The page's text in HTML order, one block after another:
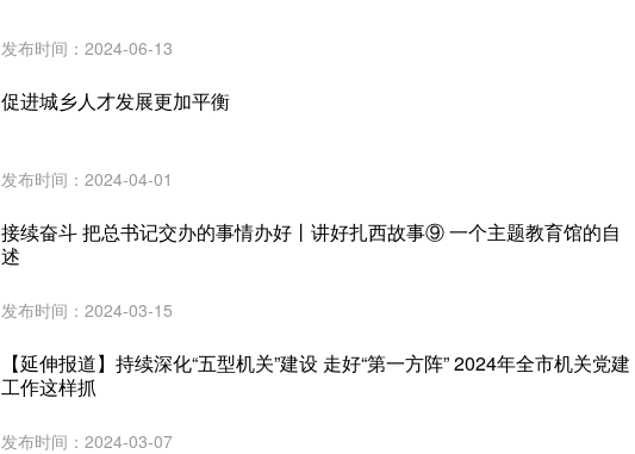
发布时间：2024-06-13
促进城乡人才发展更加平衡
发布时间：2024-04-01
接续奋斗 把总书记交办的事情办好丨讲好扎西故事⑨ 一个主题教育馆的自
述
发布时间：2024-03-15
【延伸报道】持续深化“五型机关”建设 走好“第一方阵” 2024年全市机关党建
工作这样抓
发布时间：2024-03-07